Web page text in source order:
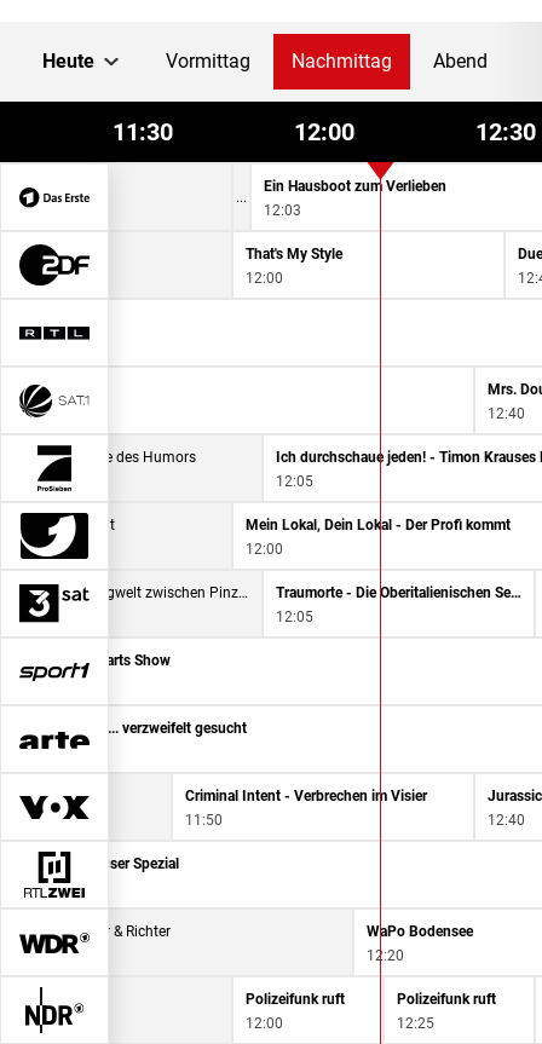
Heute Vormittag Nachmittag Abend
11:30 12:00 12:30
Etiketten
Ein Hausboot zum Verlieben
12:03
That's My Style
12:00
Mrs.
12:40
- Meilensteine des Humors
Ich durchschaue jeden! - Timon
12:05
Der Profi kommt
Mein Lokal, Dein Lokal - Der Profi kommt
12:00
Hochkönig - Bergwelt zwischen Pinzgau und Pongau
11:20
Traumorte - Die Oberitalienischen Seen
12:05
Die SPORT1 Darts Show
Susan ... verzweifelt gesucht
11:30
im Visier
Criminal Intent - Verbrechen im Visier
11:50
12:40
Spezial
Raketenstarts im schottischen Inselparadies
Henker & Richter
11:30
WaPo Bodensee
12:20
Polizeifunk ruft
12:00
Polizeifunk ruft
12:25